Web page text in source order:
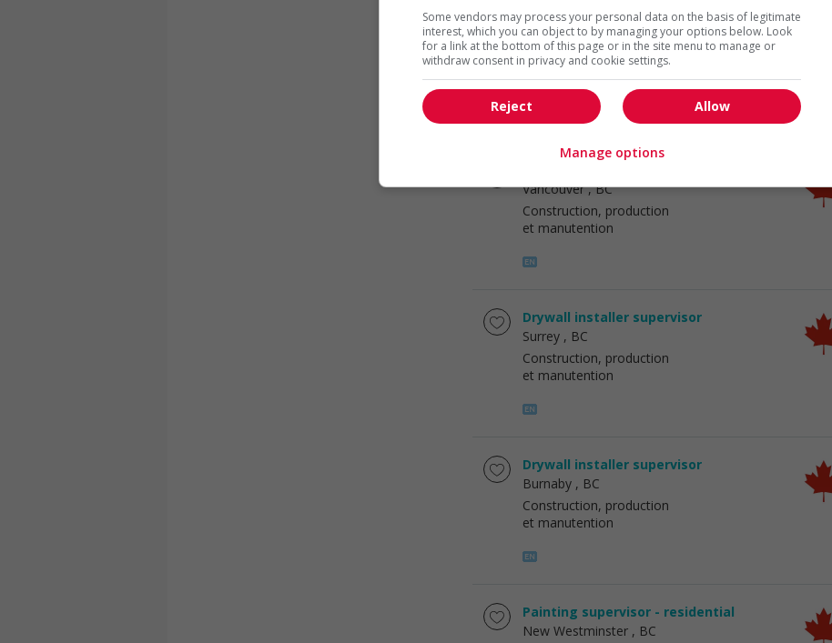
Construction site supervisor
Burnaby, BC
Construction, production
et manutention
Vancouver, BC
Construction, production
et manutention
Drywall installer supervisor
Surrey , BC
Construction, production
et manutention
Drywall installer supervisor
Burnaby , BC
Construction, production
et manutention
Painting supervisor - residential
New Westminster , BC
Some vendors may process your personal data on the basis of legitimate
interest, which you can object to by managing your options below. Look
for a link at the bottom of this page or in the site menu to manage or
withdraw consent in privacy and cookie settings.
Allow
Reject
Manage options